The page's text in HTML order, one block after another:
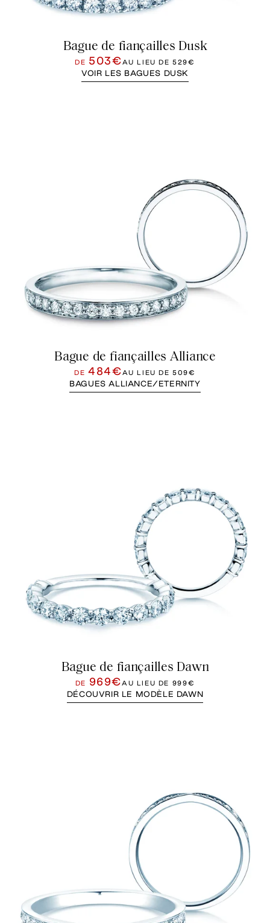
Bague de fiançailles Dusk
DE 503€AU LIEU DE529€
VOIR LES BAGUES DUSK
Bague de fiançailles Alliance
DE484€AU LIEU DE509€
BAGUES ALLIANCE/ETERNITY
Bague de fiançailles Dawn
DE 969€AU LIEU DE 999€
DÉCOUVRIR LE MODÈLE DAWN